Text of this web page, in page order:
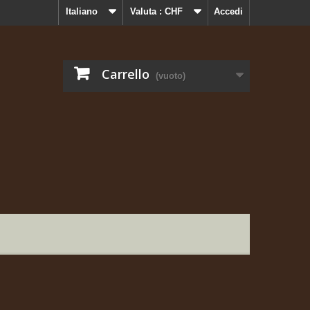
Accedi
Valuta : CHF
Italiano
Carrello (vuoto)